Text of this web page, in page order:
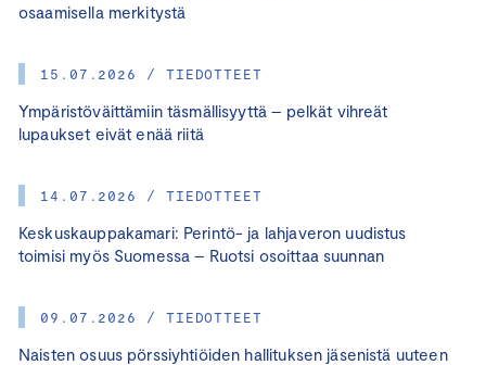
osaamisella merkitystä
15.07.2026 / TIEDOTTEET
Ympäristöväittämiin täsmällisyyttä – pelkät vihreät
lupaukset eivät enää riitä
14.07.2026 / TIEDOTTEET
Keskuskauppakamari: Perintö- ja lahjaveron uudistus
toimisi myös Suomessa – Ruotsi osoittaa suunnan
09.07.2026 / TIEDOTTEET
Naisten osuus pörssiyhtiöiden hallituksen jäsenistä uuteen